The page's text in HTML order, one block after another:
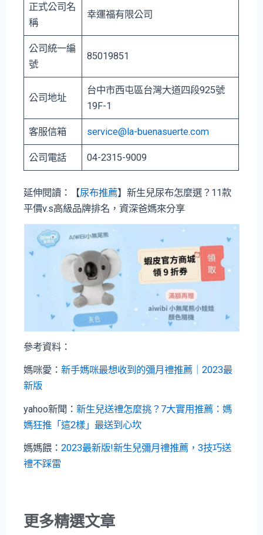
正式公司名
稱
幸運福有限公司
公司統一編
號
85019851
公司地址
台中市⻄屯區台灣大道四段925號
19F-1
客服信箱 service@la-buenasuerte.com
公司電話 04-2315-9009
延伸閱讀：【尿布推薦】新生兒尿布怎麼選？11款
平價v.s高級品牌排名，資深爸媽來分享
參考資料：
媽咪愛：新手媽咪最想收到的彌月禮推薦｜2023最
新版
yahoo新聞：新生兒送禮怎麼挑？7大實用推薦：媽
媽狂推「這2樣」最送到心坎
媽媽餵：2023最新版!新生兒彌月禮推薦，3技巧送
禮不踩雷
更多精選文章